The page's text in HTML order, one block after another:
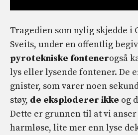
Tragedien som nylig skjedde i
Sveits, under en offentlig
pyrotekniske fontenerogså
lys eller lysende fontener. De
gnister, som varer noen
støy, de eksploderer ikke og
Dette er grunnen til at vi anser
harmløse, lite mer enn lyse